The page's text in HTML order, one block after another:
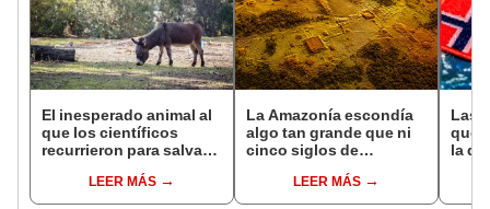
El inesperado animal al
que los científicos
recurrieron para salvar
reintroducción de un
asno salvaje está
LEER MÁS
La Amazonía escondía
algo tan grande que ni
cinco siglos de
encontrarlo: el hallazgo
podría cambiar todo lo
LEER MÁS
Las
que
la de